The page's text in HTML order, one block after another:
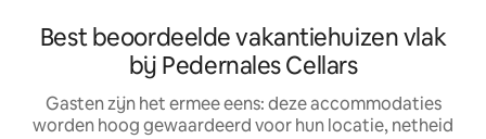
Best beoordeelde vakantiehuizen vlak
bij Pedernales Cellars
Gasten zijn het ermee eens: deze accommodaties
worden hoog gewaardeerd voor hun locatie, netheid